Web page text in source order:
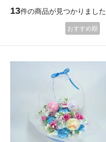
13件の商品が見つかりました
おすすめ順